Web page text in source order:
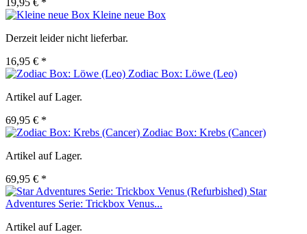
19,95 € *
Kleine neue Box
Derzeit leider nicht lieferbar.
16,95 € *
Zodiac Box: Löwe (Leo)
Artikel auf Lager.
69,95 € *
Zodiac Box: Krebs (Cancer)
Artikel auf Lager.
69,95 € *
Star
Adventures Serie: Trickbox Venus...
Artikel auf Lager.